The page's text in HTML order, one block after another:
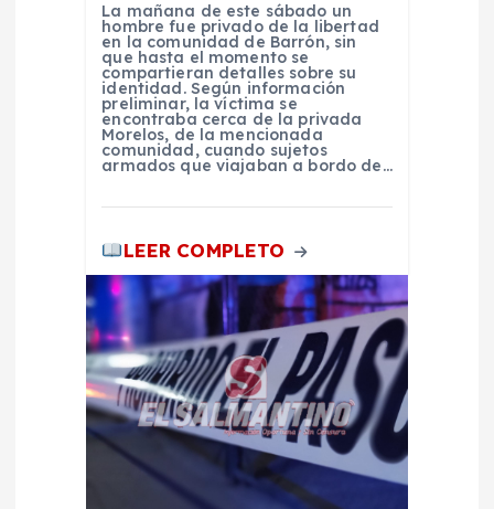
La mañana de este sábado un
hombre fue privado de la libertad
en la comunidad de Barrón, sin
que hasta el momento se
compartieran detalles sobre su
identidad. Según información
preliminar, la víctima se
encontraba cerca de la privada
Morelos, de la mencionada
comunidad, cuando sujetos
armados que viajaban a bordo de…
LEER COMPLETO